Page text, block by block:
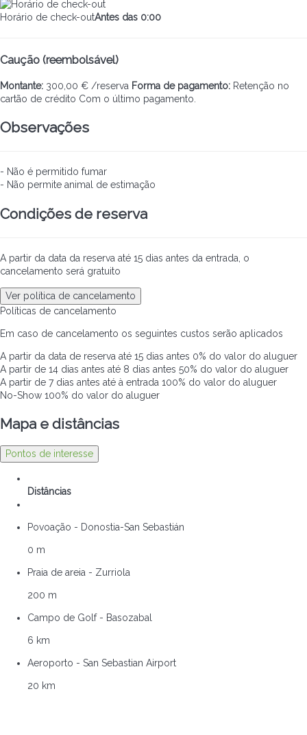
Horário de check-outAntes das 0:00
Caução (reembolsável)
Montante: 300,00 € /reserva Forma de pagamento: Retenção no
cartão de crédito Com o último pagamento.
Observações
- Não é permitido fumar
- Não permite animal de estimação
Condições de reserva
A partir da data da reserva até 15 dias antes da entrada, o
cancelamento será gratuito
Ver política de cancelamento
Políticas de cancelamento
Em caso de cancelamento os seguintes custos serão aplicados
A partir da data de reserva até 15 dias antes 0% do valor do aluguer
A partir de 14 dias antes até 8 dias antes 50% do valor do aluguer
A partir de 7 dias antes até à entrada 100% do valor do aluguer
No-Show 100% do valor do aluguer
Mapa e distâncias
Pontos de interesse
Distâncias
Povoação - Donostia-San Sebastián
0 m
Praia de areia - Zurriola
200 m
Campo de Golf - Basozabal
6 km
Aeroporto - San Sebastian Airport
20 km